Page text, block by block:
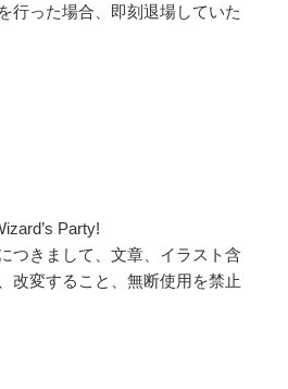
行った場合、即刻退場していた
Party!
つきまして、文章、イラスト含
改変すること、無断使用を禁止